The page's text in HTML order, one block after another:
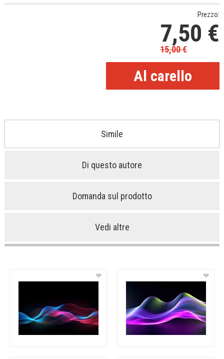
Prezzo:
7,50 €
15,00€
Simile
Di questo autore
Domanda sul prodotto
Vedi altre
❤ ❤